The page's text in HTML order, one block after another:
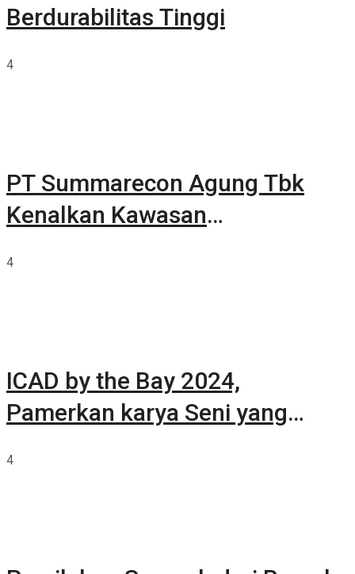
Berdurabilitas Tinggi
4
PT Summarecon Agung Tbk
Kenalkan Kawasan
4
ICAD by the Bay 2024,
Pamerkan karya Seni yang
4